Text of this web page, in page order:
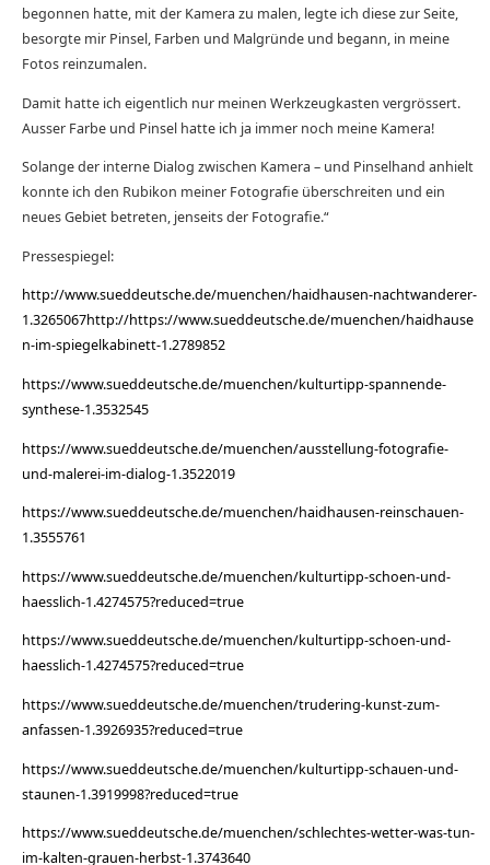
begonnen hatte, mit der Kamera zu malen, legte ich diese zur Seite,
besorgte mir Pinsel, Farben und Malgründe und begann, in meine
Fotos reinzumalen.
Damit hatte ich eigentlich nur meinen Werkzeugkasten vergrössert.
Ausser Farbe und Pinsel hatte ich ja immer noch meine Kamera!
Solange der interne Dialog zwischen Kamera – und Pinselhand anhielt
konnte ich den Rubikon meiner Fotografie überschreiten und ein
neues Gebiet betreten, jenseits der Fotografie.“
Pressespiegel:
http://www.sueddeutsche.de/muenchen/haidhausen-nachtwanderer-
1.3265067http://https://www.sueddeutsche.de/muenchen/haidhause
n-im-spiegelkabinett-1.2789852
https://www.sueddeutsche.de/muenchen/kulturtipp-spannende-
synthese-1.3532545
https://www.sueddeutsche.de/muenchen/ausstellung-fotografie-
und-malerei-im-dialog-1.3522019
https://www.sueddeutsche.de/muenchen/haidhausen-reinschauen-
1.3555761
https://www.sueddeutsche.de/muenchen/kulturtipp-schoen-und-
haesslich-1.4274575?reduced=true
https://www.sueddeutsche.de/muenchen/kulturtipp-schoen-und-
haesslich-1.4274575?reduced=true
https://www.sueddeutsche.de/muenchen/trudering-kunst-zum-
anfassen-1.3926935?reduced=true
https://www.sueddeutsche.de/muenchen/kulturtipp-schauen-und-
staunen-1.3919998?reduced=true
https://www.sueddeutsche.de/muenchen/schlechtes-wetter-was-tun-
im-kalten-grauen-herbst-1.3743640